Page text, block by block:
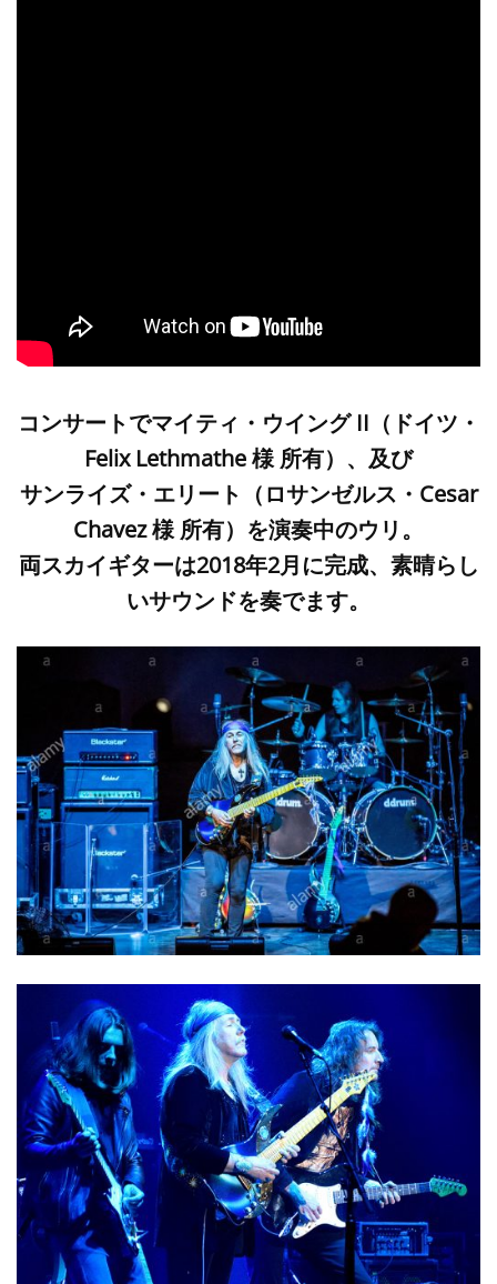
コンサートでマイティ・ウイング II（ドイツ・
Felix Lethmathe 様 所有）、及び
サンライズ・エリート（ロサンゼルス・Cesar
Chavez 様 所有）を演奏中のウリ。
両スカイギターは2018年2月に完成、素晴らし
いサウンドを奏でます。